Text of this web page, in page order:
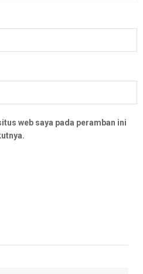
web saya pada peramban ini